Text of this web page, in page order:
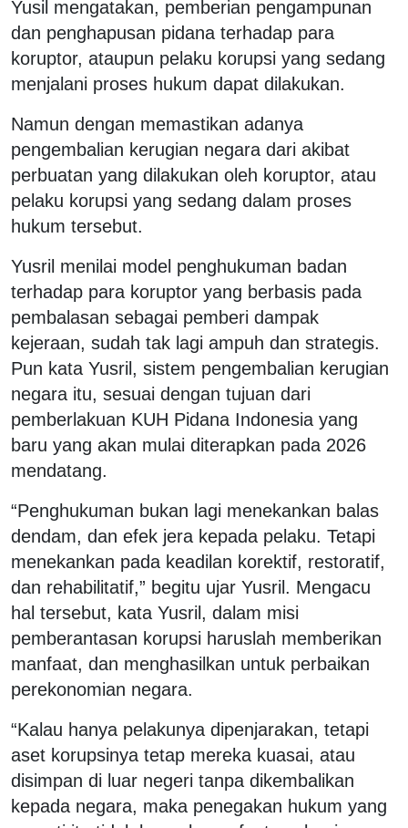
Yusil mengatakan, pemberian pengampunan
dan penghapusan pidana terhadap para
koruptor, ataupun pelaku korupsi yang sedang
menjalani proses hukum dapat dilakukan.
Namun dengan memastikan adanya
pengembalian kerugian negara dari akibat
perbuatan yang dilakukan oleh koruptor, atau
pelaku korupsi yang sedang dalam proses
hukum tersebut.
Yusril menilai model penghukuman badan
terhadap para koruptor yang berbasis pada
pembalasan sebagai pemberi dampak
kejeraan, sudah tak lagi ampuh dan strategis.
Pun kata Yusril, sistem pengembalian kerugian
negara itu, sesuai dengan tujuan dari
pemberlakuan KUH Pidana Indonesia yang
baru yang akan mulai diterapkan pada 2026
mendatang.
“Penghukuman bukan lagi menekankan balas
dendam, dan efek jera kepada pelaku. Tetapi
menekankan pada keadilan korektif, restoratif,
dan rehabilitatif,” begitu ujar Yusril. Mengacu
hal tersebut, kata Yusril, dalam misi
pemberantasan korupsi haruslah memberikan
manfaat, dan menghasilkan untuk perbaikan
perekonomian negara.
“Kalau hanya pelakunya dipenjarakan, tetapi
aset korupsinya tetap mereka kuasai, atau
disimpan di luar negeri tanpa dikembalikan
kepada negara, maka penegakan hukum yang